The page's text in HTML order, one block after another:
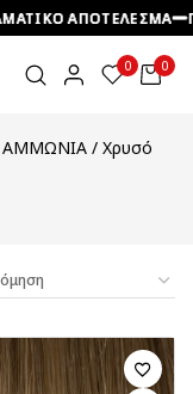
ΑΠΟΤΕΛΕΣΜΑ
ΑΠΟΤΕΛΕΣΜΑ
ΑΠΟΤΕΛΕΣΜΑ
0 0
ΑΜΜΩΝΙΑ / Χρυσό